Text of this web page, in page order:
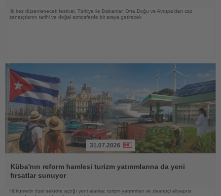
İlk kez düzenlenecek festival, Türkiye ile Balkanlar, Orta Doğu ve Avrupa'dan caz
sanatçılarını tarihi ve doğal atmosferde bir araya getirecek
Oku
31.07.2026
Küba'nın reform hamlesi turizm yatırımlarına da yeni
fırsatlar sunuyor
Hükümetin özel sektöre açtığı yeni alanlar, turizm yatırımları ve ziyaretçi altyapısı